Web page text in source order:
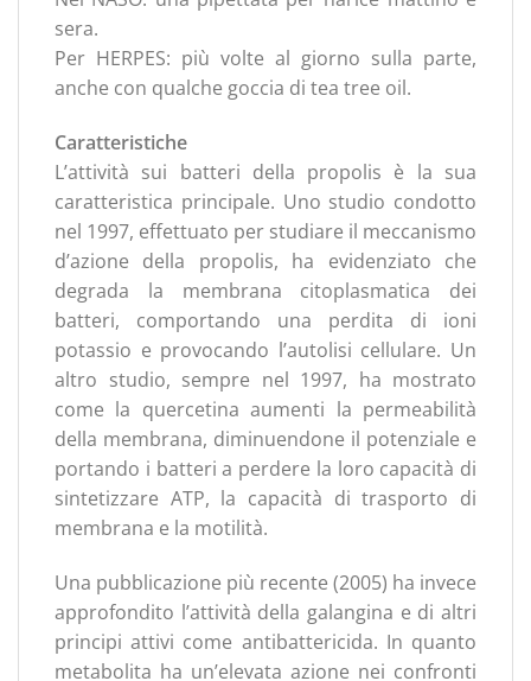
sera.
Per HERPES: più volte al giorno sulla parte,
anche con qualche goccia di tea tree oil.
Caratteristiche
L’attività sui batteri della propolis è la sua
caratteristica principale. Uno studio condotto
nel 1997, effettuato per studiare il meccanismo
d’azione della propolis, ha evidenziato che
degrada la membrana citoplasmatica dei
batteri, comportando una perdita di ioni
potassio e provocando l’autolisi cellulare. Un
altro studio, sempre nel 1997, ha mostrato
come la quercetina aumenti la permeabilità
della membrana, diminuendone il potenziale e
portando i batteri a perdere la loro capacità di
sintetizzare ATP, la capacità di trasporto di
membrana e la motilità.
Una pubblicazione più recente (2005) ha invece
approfondito l’attività della galangina e di altri
principi attivi come antibattericida. In quanto
metabolita ha un’elevata azione nei confronti